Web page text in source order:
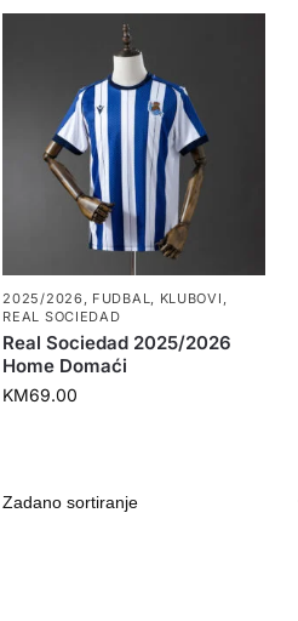
2025/2026, FUDBAL, KLUBOVI ,
REAL SOCIEDAD
Real Sociedad 2025/2026
Home Domaći
KM69.00